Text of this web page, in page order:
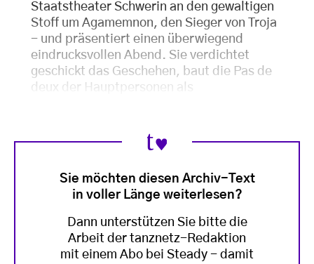
Staatstheater Schwerin an den gewaltigen
Stoff um Agamemnon, den Sieger von Troja
- und präsentiert einen überwiegend
eindrucksvollen Abend. Sie verdichtet
geschickt das Geschehen, baut die Pas de
deux der Hauptpersonen als
Sie möchten diesen Archiv-Text
in voller Länge weiterlesen?
Dann unterstützen Sie bitte die
Arbeit der tanznetz-Redaktion
mit einem Abo bei Steady - damit